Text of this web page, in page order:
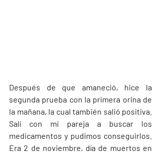
Después de que amaneció, hice la
segunda prueba con la primera orina de
la mañana, la cual también salió positiva.
Salí con mi pareja a buscar los
medicamentos y pudimos conseguirlos.
Era 2 de noviembre, día de muertos en